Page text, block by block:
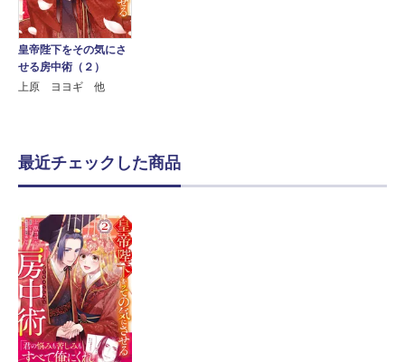
皇帝陛下をその気にさ
せる房中術（２）
上原 ヨヨギ 他
最近チェックした商品